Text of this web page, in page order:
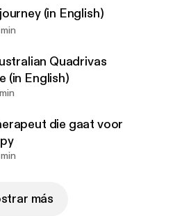
(in English)
Quadrivas
(in English)
die gaat voor
más